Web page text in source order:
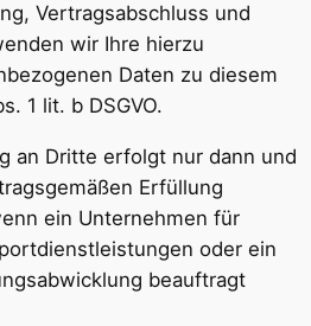
Vertragsabschluss und
wir Ihre hierzu
Daten zu diesem
1 lit. b DSGVO.
an Dritte erfolgt nur dann und
Erfüllung
ein Unternehmen für
oder ein
beauftragt